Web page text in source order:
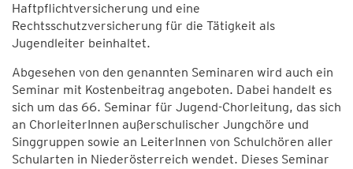
Haftpflichtversicherung und eine
Rechtsschutzversicherung für die Tätigkeit als
Jugendleiter beinhaltet.
Abgesehen von den genannten Seminaren wird auch ein
Seminar mit Kostenbeitrag angeboten. Dabei handelt es
sich um das 66. Seminar für Jugend-Chorleitung, das sich
an ChorleiterInnen außerschulischer Jungchöre und
Singgruppen sowie an LeiterInnen von Schulchören aller
Schularten in Niederösterreich wendet. Dieses Seminar